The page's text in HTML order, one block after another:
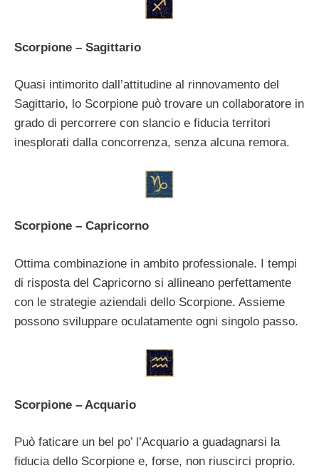
Scorpione – Sagittario
Quasi intimorito dall’attitudine al rinnovamento del
Sagittario, lo Scorpione può trovare un collaboratore in
grado di percorrere con slancio e fiducia territori
inesplorati dalla concorrenza, senza alcuna remora.
Scorpione – Capricorno
Ottima combinazione in ambito professionale. I tempi
di risposta del Capricorno si allineano perfettamente
con le strategie aziendali dello Scorpione. Assieme
possono sviluppare oculatamente ogni singolo passo.
Scorpione – Acquario
Può faticare un bel po’ l’Acquario a guadagnarsi la
fiducia dello Scorpione e, forse, non riuscirci proprio.